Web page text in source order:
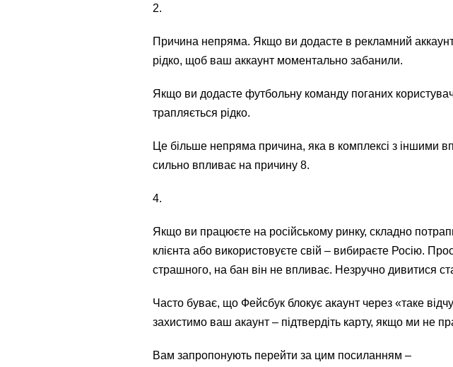
2.
Причина непряма. Якщо ви додасте в рекламний
рідко, щоб ваш аккаунт моментально забанили.
Якщо ви додасте футбольну команду поганих
трапляється рідко.
Це більше непряма причина, яка в комплексі з іншими
сильно впливає на причину 8.
4.
Якщо ви працюєте на російському ринку, складно
клієнта або використовуєте свій – вибираєте Росію.
страшного, на бан він не впливає. Незручно дивитися
Часто буває, що Фейсбук блокує акаунт через «таке
захистимо ваш акаунт – підтвердіть карту, якщо ми не
Вам запропонують перейти за цим посиланням –